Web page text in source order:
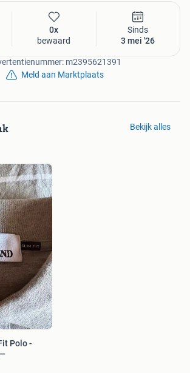
0x
bewaard
Sinds
3 mei '26
m2395621391
Meld aan Marktplaats
Bekijk alles
Polo -